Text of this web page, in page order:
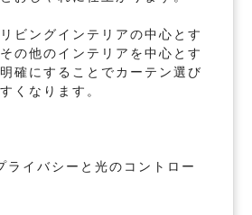
ビングインテリアの中心とす
の他のインテリアを中心とす
確にすることでカーテン選び
くなります。
ライバシーと光のコントロー